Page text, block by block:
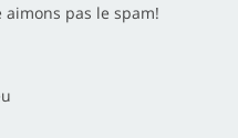
pas le spam!